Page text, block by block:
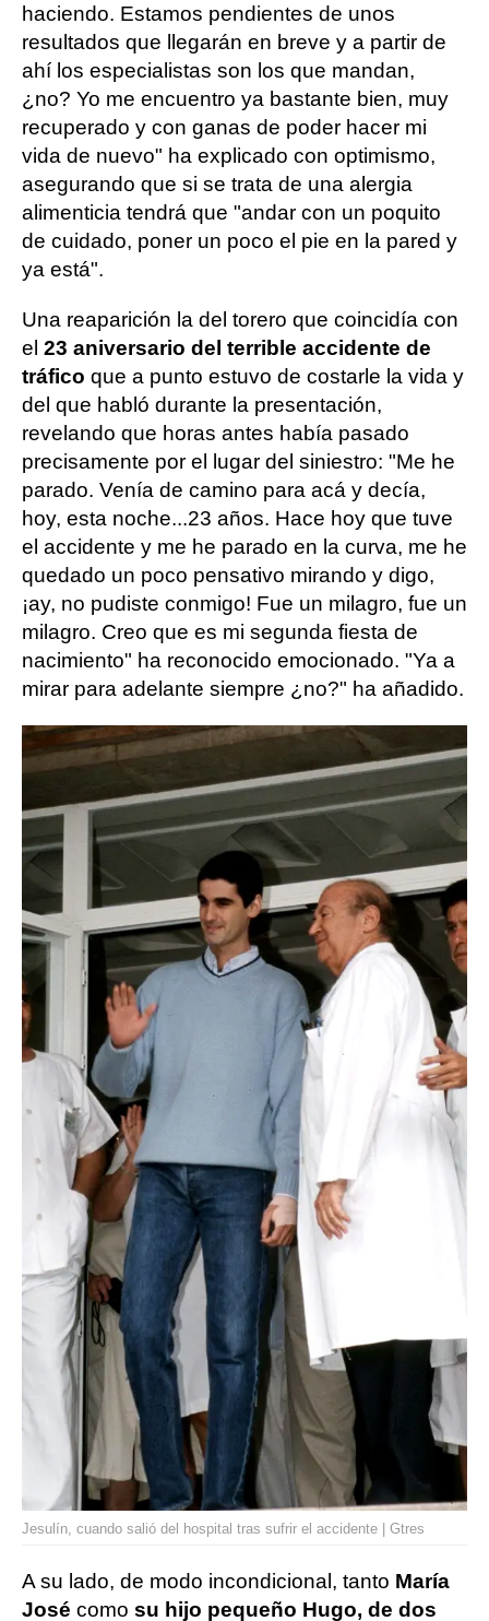
haciendo. Estamos pendientes de unos
resultados que llegarán en breve y a partir de
ahí los especialistas son los que mandan,
¿no? Yo me encuentro ya bastante bien, muy
recuperado y con ganas de poder hacer mi
vida de nuevo" ha explicado con optimismo,
asegurando que si se trata de una alergia
alimenticia tendrá que "andar con un poquito
de cuidado, poner un poco el pie en la pared y
ya está".
Una reaparición la del torero que coincidía con
el 23 aniversario del terrible accidente de
tráfico que a punto estuvo de costarle la vida y
del que habló durante la presentación,
revelando que horas antes había pasado
precisamente por el lugar del siniestro: "Me he
parado. Venía de camino para acá y decía,
hoy, esta noche...23 años. Hace hoy que tuve
el accidente y me he parado en la curva, me he
quedado un poco pensativo mirando y digo,
¡ay, no pudiste conmigo! Fue un milagro, fue un
milagro. Creo que es mi segunda fiesta de
nacimiento" ha reconocido emocionado. "Ya a
mirar para adelante siempre ¿no?" ha añadido.
Jesulín, cuando salió del hospital tras sufrir el accidente | Gtres
A su lado, de modo incondicional, tanto María
José como su hijo pequeño Hugo, de dos